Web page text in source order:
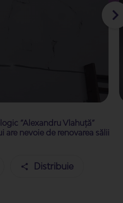
”Alexandru Vlahuță”
are nevoie de renovarea sălii
Distribuie